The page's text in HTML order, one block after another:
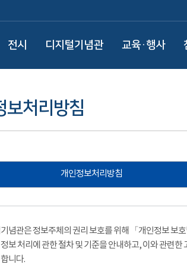
전시 디지털기념관 교육·행사
보처리방침
개인정보처리방침
념관은 정보주체의 권리 보호를 위해 「개인정보 보
보 처리에 관한 절차 및 기준을 안내하고, 이와 관련
니다.